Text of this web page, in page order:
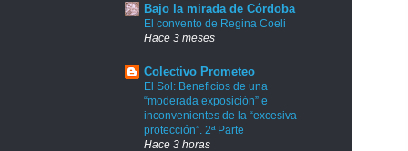
Bajo la mirada de Córdoba
El convento de Regina Coeli
Hace 3 meses
Colectivo Prometeo
El Sol: Beneficios de una
“moderada exposición” e
inconvenientes de la “excesiva
protección”. 2ª Parte
Hace 3 horas